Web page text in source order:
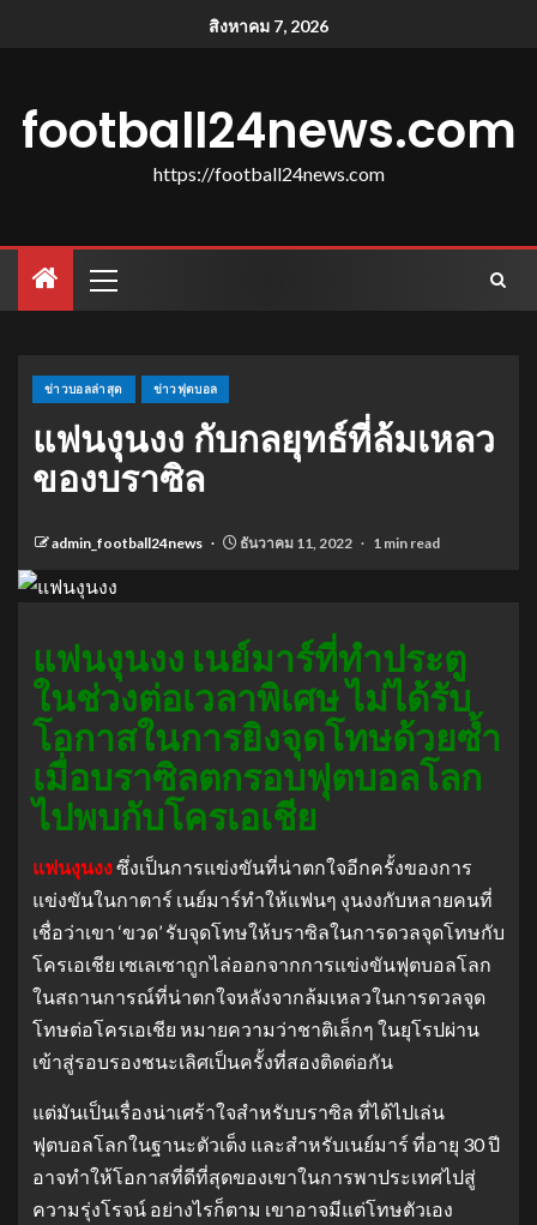
สิงหาคม 7, 2026
football24news.com
https://football24news.com
ข่าวบอลล่าสุด ข่าวฟุตบอล
แฟนงุนงง กับกลยุทธ์ที่ล้มเหลว
ของบราซิล
admin_football24news ธันวาคม 11, 2022 1 min read
แฟนงุนงง เนย์มาร์ที่ทำประตู
ในช่วงต่อเวลาพิเศษ ไม่ได้รับ
โอกาสในการยิงจุดโทษด้วยซ้ำ
เมื่อบราซิลตกรอบฟุตบอลโลก
ไปพบกับโครเอเชีย
แฟนงุนงงซึ่งเป็นการแข่งขันที่น่าตกใจอีกครั้งของการ
แข่งขันในกาตาร์ เนย์มาร์ทำให้แฟนๆ งุนงงกับหลายคนที่
เชื่อว่าเขา ‘ขวด’ รับจุดโทษให้บราซิลในการดวลจุดโทษกับ
โครเอเชีย เซเลเซาถูกไล่ออกจากการแข่งขันฟุตบอลโลก
ในสถานการณ์ที่น่าตกใจหลังจากล้มเหลวในการดวลจุด
โทษต่อโครเอเชีย หมายความว่าชาติเล็กๆ ในยุโรปผ่าน
เข้าสู่รอบรองชนะเลิศเป็นครั้งที่สองติดต่อกัน
แต่มันเป็นเรื่องน่าเศร้าใจสำหรับบราซิล ที่ได้ไปเล่น
ฟุตบอลโลกในฐานะตัวเต็ง และสำหรับเนย์มาร์ ที่อายุ 30 ปี
อาจทำให้โอกาสที่ดีที่สุดของเขาในการพาประเทศไปสู่
ความรุ่งโรจน์ อย่างไรก็ตาม เขาอาจมีแต่โทษตัวเอง